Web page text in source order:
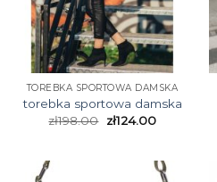
TOREBKA SPORTOWA DAMSKA
torebka sportowa damska
zł198.00 zł124.00